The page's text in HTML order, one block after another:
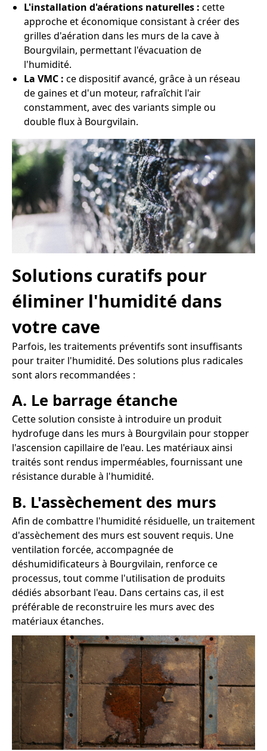
L'installation d'aérations naturelles : cette
approche et économique consistant à créer des
grilles d'aération dans les murs de la cave à
Bourgvilain, permettant l'évacuation de
l'humidité.
La VMC : ce dispositif avancé, grâce à un réseau
de gaines et d'un moteur, rafraîchit l'air
constamment, avec des variants simple ou
double flux à Bourgvilain.
Solutions curatifs pour
éliminer l'humidité dans
votre cave
Parfois, les traitements préventifs sont insuffisants
pour traiter l'humidité. Des solutions plus radicales
sont alors recommandées :
A. Le barrage étanche
Cette solution consiste à introduire un produit
hydrofuge dans les murs à Bourgvilain pour stopper
l'ascension capillaire de l'eau. Les matériaux ainsi
traités sont rendus imperméables, fournissant une
résistance durable à l'humidité.
B. L'assèchement des murs
Afin de combattre l'humidité résiduelle, un traitement
d'assèchement des murs est souvent requis. Une
ventilation forcée, accompagnée de
déshumidificateurs à Bourgvilain, renforce ce
processus, tout comme l'utilisation de produits
dédiés absorbant l'eau. Dans certains cas, il est
préférable de reconstruire les murs avec des
matériaux étanches.